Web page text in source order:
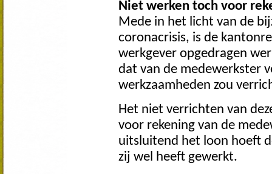
Niet werken toch voor
Mede in het licht van de
coronacrisis, is de
werkgever opgedragen
dat van de medewerkster
werkzaamheden zou
Het niet verrichten van
voor rekening van de
uitsluitend het loon hoeft
zij wel heeft gewerkt.